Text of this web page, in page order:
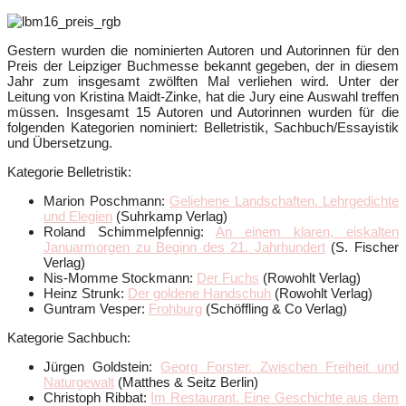
Gestern wurden die nominierten Autoren und Autorinnen für den
Preis der Leipziger Buchmesse bekannt gegeben, der in diesem
Jahr zum insgesamt zwölften Mal verliehen wird. Unter der
Leitung von Kristina Maidt-Zinke, hat die Jury eine Auswahl treffen
müssen. Insgesamt 15 Autoren und Autorinnen wurden für die
folgenden Kategorien nominiert: Belletristik, Sachbuch/Essayistik
und Übersetzung.
Kategorie Belletristik:
Marion Poschmann: Geliehene Landschaften. Lehrgedichte
und Elegien (Suhrkamp Verlag)
Roland Schimmelpfennig: An einem klaren, eiskalten
Januarmorgen zu Beginn des 21. Jahrhundert(S. Fischer
Verlag)
Nis-Momme Stockmann: Der Fuchs (Rowohlt Verlag)
Heinz Strunk: Der goldene Handschuh (Rowohlt Verlag)
Guntram Vesper: Frohburg (Schöffling & Co Verlag)
Kategorie Sachbuch:
Jürgen Goldstein: Georg Forster. Zwischen Freiheit und
Naturgewalt (Matthes & Seitz Berlin)
Christoph Ribbat: Im Restaurant. Eine Geschichte aus dem